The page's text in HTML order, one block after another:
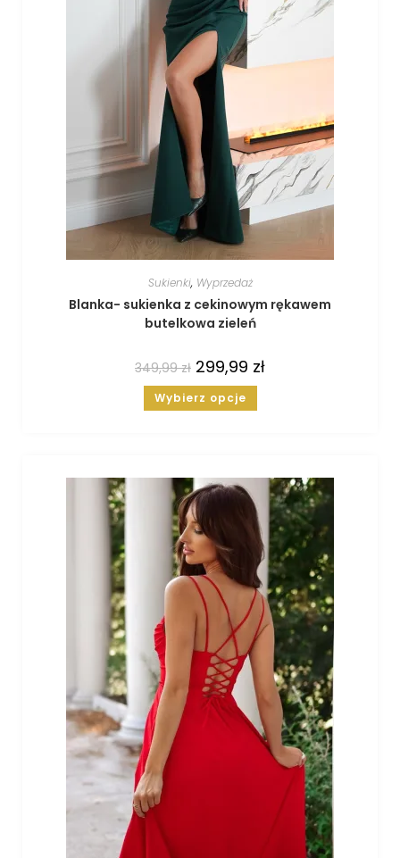
Sukienki, Wyprzedaż
Blanka- sukienka z cekinowym rękawem
butelkowa zieleń
349,99zł 299,99 zł
Wybierz opcje